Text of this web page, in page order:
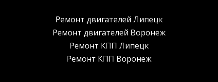
Ремонт двигателей Липецк
Ремонт двигателей Воронеж
Ремонт КПП Липецк
Ремонт КПП Воронеж